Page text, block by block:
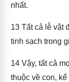
nhất.
13 Tất cả lễ vật
tinh sạch trong
14 Vậy, tất cả
thuộc về con,